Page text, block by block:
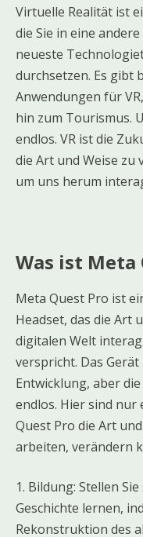
Virtuelle Realität ist
die Sie in eine
neueste
durchsetzen. Es gibt
Anwendungen für
hin zum Tourismus.
endlos. VR ist die
die Art und Weise zu
um uns herum
Was ist Meta
Meta Quest Pro ist
Headset, das die Art
digitalen Welt
verspricht. Das
Entwicklung, aber
endlos. Hier sind nur
Quest Pro die Art
arbeiten, verändern
1. Bildung: Stellen
Geschichte lernen,
Rekonstruktion des